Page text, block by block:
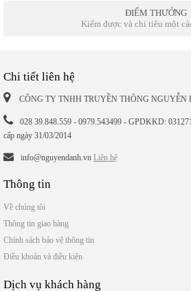
ĐIỂM THƯỞNG
Kiếm được và chi tiêu một
Chi tiết liên hệ
CÔNG TY TNHH TRUYỀN THÔNG NGUYỄN
028 39.848.559 - 0979.543499 - GPDKKD:
cấp ngày 31/03/2014
info@nguyendanh.vn Liên hệ
Thông tin
Về chúng tôi
Thông tin giao hàng
Chính sách bảo vệ thông tin
Điều khoản và điều kiện
Dịch vụ khách hàng